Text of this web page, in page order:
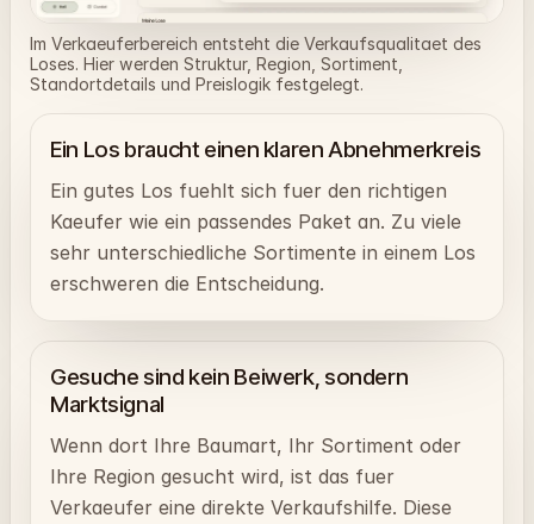
Im Verkaeuferbereich entsteht die Verkaufsqualitaet des
Loses. Hier werden Struktur, Region, Sortiment,
Standortdetails und Preislogik festgelegt.
Ein Los braucht einen klaren Abnehmerkreis
Ein gutes Los fuehlt sich fuer den richtigen
Kaeufer wie ein passendes Paket an. Zu viele
sehr unterschiedliche Sortimente in einem Los
erschweren die Entscheidung.
Gesuche sind kein Beiwerk, sondern
Marktsignal
Wenn dort Ihre Baumart, Ihr Sortiment oder
Ihre Region gesucht wird, ist das fuer
Verkaeufer eine direkte Verkaufshilfe. Diese